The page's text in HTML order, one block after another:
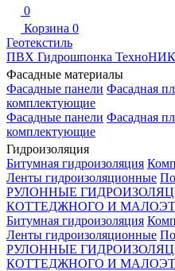
0
Корзина 0
Геотекстиль
ПВХ Гидрошпонка
Фасадные материалы
Фасадные панели Фасадная
комплектующие
Фасадные панели Фасадная
комплектующие
Гидроизоляция
Битумная гидроизоляция
Ленты гидроизоляционные
РУЛОННЫЕ
КОТТЕДЖНОГО И
Битумная гидроизоляция
Ленты гидроизоляционные
РУЛОННЫЕ
КОТТЕДЖНОГО И